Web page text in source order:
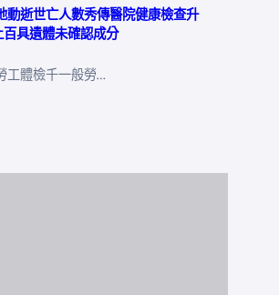
動逝世亡人數秀傳醫院健康檢查升
具遺體未確認成分
工體檢千一般勞…